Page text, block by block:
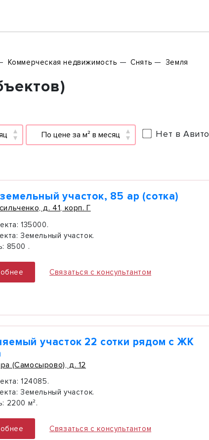
Коммерческая недвижимость Снять Земля
По цене за м² в месяц Нет в Авито
участок, 85 ар (сотка)
д. 41, корп. Г
135000.
Земельный участок.
8500 .
Связаться с консультантом
участок 22 сотки рядом с ЖК
(Самосырово), д. 12
124085.
Земельный участок.
2200 м².
Связаться с консультантом